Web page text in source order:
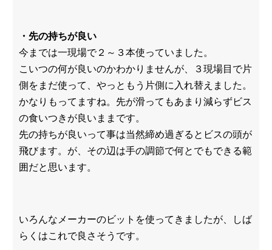
・先の持ちが良い
今までは一現場で２～３本使っていました。
こいつの何が良いのかわかりませんが、３現場目で片
側をまだ使って、やっともう片側に入れ替えました。
かなりもってますね。先が滑ってもあまり減らずビス
の食いつきが良いままです。
先の持ちが良いって事は当然締め過ぎるとビスの頭が
飛びます。が、その辺は手の調節で何とでもできる範
囲だと思います。
いろんなメーカーのビットを使ってきましたが、しば
らくはこれで良さそうです。